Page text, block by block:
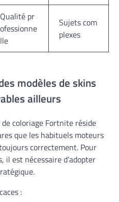
Qualité pr
ofessionne
lle
Sujets com
plexes
modèles de skins
ailleurs
de coloriage Fortnite réside
que les habituels moteurs
correctement. Pour
il est nécessaire d’adopter
: